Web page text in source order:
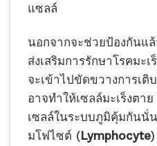
แซลล์
นอกจากจะช่วยป้องกันแ
ส่งเสริมการรักษาโรคมะ
จะเข้าไปขัดขวางการเติ
อาจทำให้เซลล์มะเร็งตา
เซลล์ในระบบภูมิคุ้มกันนั่
มโฟไซต์ (Lymphocyte